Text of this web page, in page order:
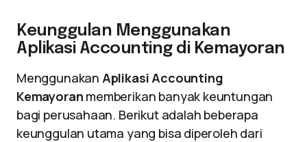
Keunggulan Menggunakan
Aplikasi Accounting di Kemayoran
Menggunakan Aplikasi Accounting
Kemayoran memberikan banyak keuntungan
bagi perusahaan. Berikut adalah beberapa
keunggulan utama yang bisa diperoleh dari